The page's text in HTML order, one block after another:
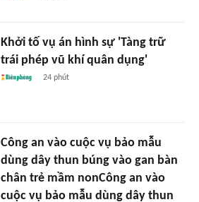
Khởi tố vụ án hình sự 'Tàng trữ
trái phép vũ khí quân dụng'
24 phút
Công an vào cuộc vụ bảo mẫu
dùng dây thun búng vào gan bàn
chân trẻ mầm nonCông an vào
cuộc vụ bảo mẫu dùng dây thun